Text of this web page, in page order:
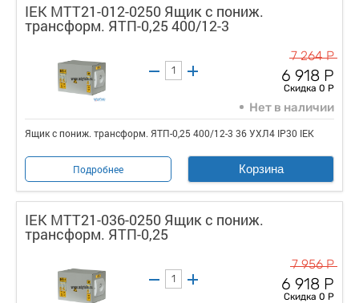
IEK MTT21-012-0250 Ящик с пониж.
трансформ. ЯТП-0,25 400/12-3
7 264 Р
6 918 Р
Скидка 0 Р
Нет в наличии
Ящик с пониж. трансформ. ЯТП-0,25 400/12-3 36 УХЛ4 IP30 IEK
Подробнее Корзина
IEK MTT21-036-0250 Ящик с пониж.
трансформ. ЯТП-0,25
7 956 Р
6 918 Р
Скидка 0 Р